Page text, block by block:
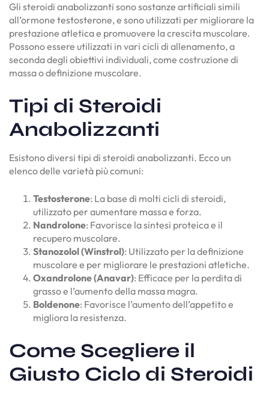
Gli steroidi anabolizzanti sono sostanze artificiali simili
all’ormone testosterone, e sono utilizzati per migliorare la
prestazione atletica e promuovere la crescita muscolare.
Possono essere utilizzati in vari cicli di allenamento, a
seconda degli obiettivi individuali, come costruzione di
massa o definizione muscolare.
Tipi di Steroidi
Anabolizzanti
Esistono diversi tipi di steroidi anabolizzanti. Ecco un
elenco delle varietà più comuni:
Testosterone: La base di molti cicli di steroidi,
utilizzato per aumentare massa e forza.
Nandrolone: Favorisce la sintesi proteica e il
recupero muscolare.
Stanozolol (Winstrol): Utilizzato per la definizione
muscolare e per migliorare le prestazioni atletiche.
Oxandrolone (Anavar): Efficace per la perdita di
grasso e l’aumento della massa magra.
Boldenone: Favorisce l’aumento dell’appetito e
migliora la resistenza.
Come Scegliere il
Giusto Ciclo di Steroidi